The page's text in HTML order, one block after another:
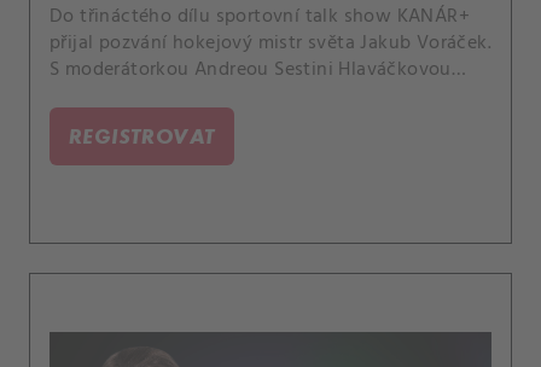
Do třináctého dílu sportovní talk show KANÁR+
přijal pozvání hokejový mistr světa Jakub Voráček.
S moderátorkou Andreou Sestini Hlaváčkovou
sporech s novináři, neúspěchu v podnikání,
plánech do budoucna i charitativní činnosti.
REGISTROVAT